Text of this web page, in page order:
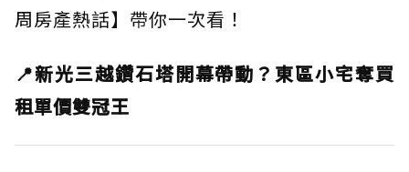
周房產熱話】帶你一次看！
📍新光三越鑽石塔開幕帶動？東區小宅奪買
租單價雙冠王